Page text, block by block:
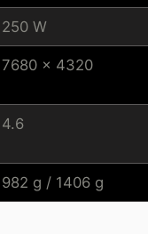
250 W
7680 x 4320
4.6
982 g / 1406 g